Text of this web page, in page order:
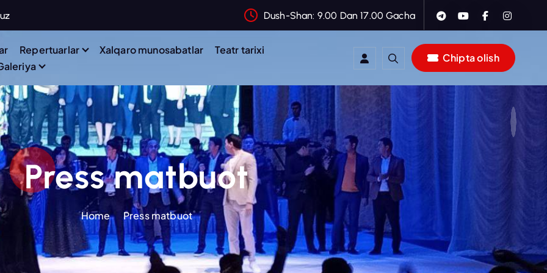
Dush-Shan: 9.00 Dan 17.00 Gacha
Repertuarlar Xalqaro munosabatlar
Teatr tarixi
Chipta olish
Press matbuot
Home Press matbuot